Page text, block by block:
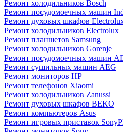
Ремонт холодильников Bosch
Ремонт посудомоечных машин
Ремонт духовых шкафов
Ремонт холодильников Electrolux
Ремонт планшетов Samsung
Ремонт холодильников Gorenje
Ремонт посудомоечных машин
Ремонт сушильных машин AEG
Ремонт мониторов HP
Ремонт телефонов Xiaomi
Ремонт холодильников Zanussi
Ремонт духовых шкафов BEKO
Ремонт компьютеров Asus
Ремонт игровых приставок